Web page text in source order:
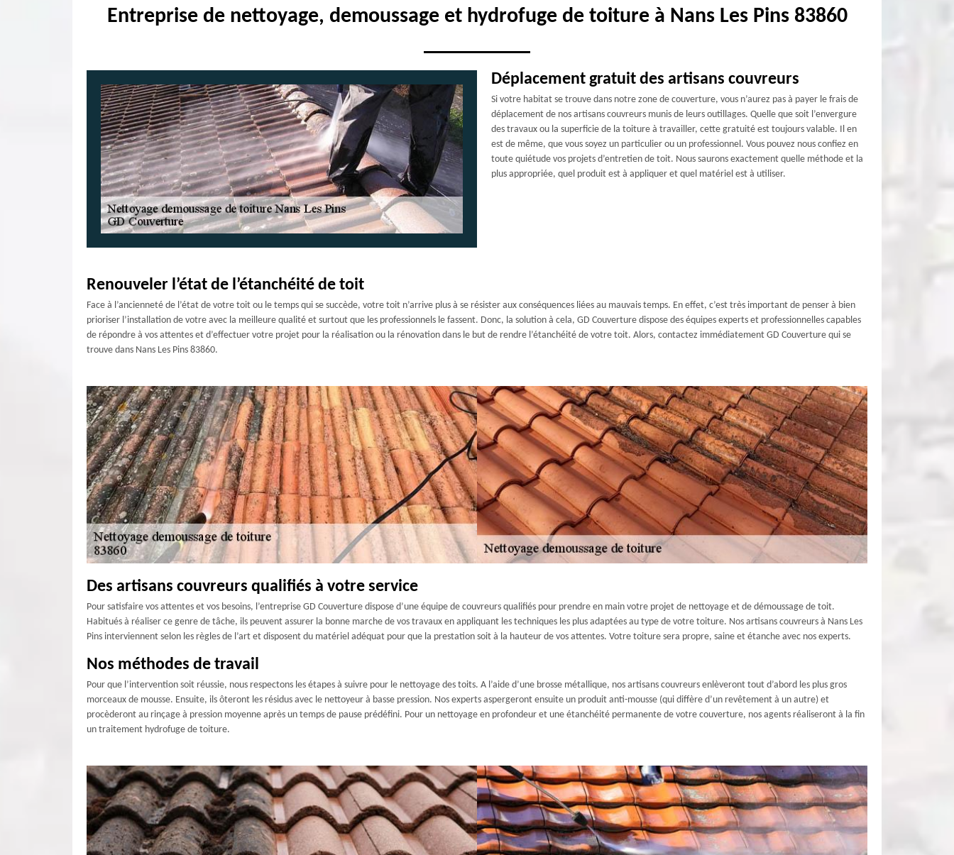
Entreprise de nettoyage, demoussage et hydrofuge de toiture à Nans Les Pins 83860
Déplacement gratuit des artisans couvreurs
Si votre habitat se trouve dans notre zone de couverture, vous n’aurez pas à payer le frais de
déplacement de nos artisans couvreurs munis de leurs outillages. Quelle que soit l’envergure
des travaux ou la superficie de la toiture à travailler, cette gratuité est toujours valable. Il en
est de même, que vous soyez un particulier ou un professionnel. Vous pouvez nous confiez en
toute quiétude vos projets d’entretien de toit. Nous saurons exactement quelle méthode et la
plus appropriée, quel produit est à appliquer et quel matériel est à utiliser.
Renouveler l’état de l’étanchéité de toit
Face à l’ancienneté de l’état de votre toit ou le temps qui se succède, votre toit n’arrive plus à se résister aux conséquences liées au mauvais temps. En effet, c’est très important de penser à bien
prioriser l’installation de votre avec la meilleure qualité et surtout que les professionnels le fassent. Donc, la solution à cela, GD Couverture dispose des équipes experts et professionnelles capables
de répondre à vos attentes et d’effectuer votre projet pour la réalisation ou la rénovation dans le but de rendre l’étanchéité de votre toit. Alors, contactez immédiatement GD Couverture qui se
trouve dans Nans Les Pins 83860.
Des artisans couvreurs qualifiés à votre service
Pour satisfaire vos attentes et vos besoins, l’entreprise GD Couverture dispose d’une équipe de couvreurs qualifiés pour prendre en main votre projet de nettoyage et de démoussage de toit.
Habitués à réaliser ce genre de tâche, ils peuvent assurer la bonne marche de vos travaux en appliquant les techniques les plus adaptées au type de votre toiture. Nos artisans couvreurs à Nans Les
Pins interviennent selon les règles de l’art et disposent du matériel adéquat pour que la prestation soit à la hauteur de vos attentes. Votre toiture sera propre, saine et étanche avec nos experts.
Nos méthodes de travail
Pour que l’intervention soit réussie, nous respectons les étapes à suivre pour le nettoyage des toits. A l’aide d’une brosse métallique, nos artisans couvreurs enlèveront tout d’abord les plus gros
morceaux de mousse. Ensuite, ils ôteront les résidus avec le nettoyeur à basse pression. Nos experts aspergeront ensuite un produit anti-mousse (qui diffère d’un revêtement à un autre) et
procèderont au rinçage à pression moyenne après un temps de pause prédéfini. Pour un nettoyage en profondeur et une étanchéité permanente de votre couverture, nos agents réaliseront à la fin
un traitement hydrofuge de toiture.